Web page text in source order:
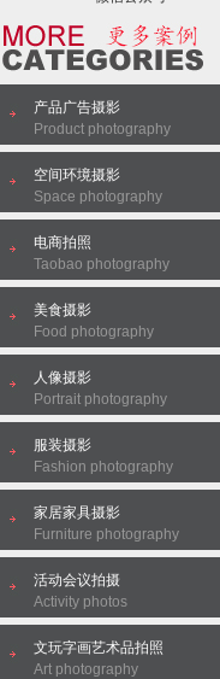
产品广告摄影
Product photography
空间环境摄影
Space photography
电商拍照
Taobao photography
美食摄影
Food photography
人像摄影
Portrait photography
服装摄影
Fashion photography
家居家具摄影
Furniture photography
活动会议拍摄
Activity photos
文玩字画艺术品拍照
Art photography